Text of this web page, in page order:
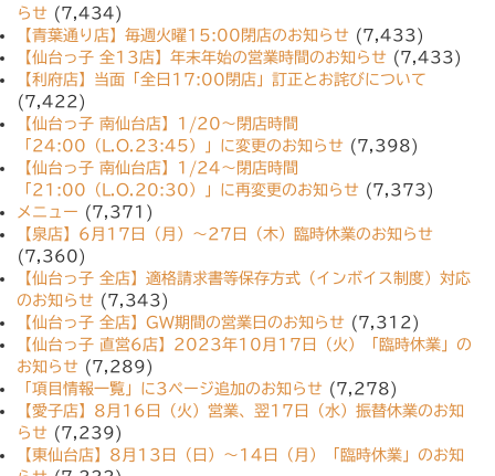
らせ (7,434)
【青葉通り店】毎週火曜15:00閉店のお知らせ (7,433)
【仙台っ子 全13店】年末年始の営業時間のお知らせ (7,433)
【利府店】当面「全日17:00閉店」訂正とお詫びについて
(7,422)
【仙台っ子 南仙台店】1/20〜閉店時間
「24:00（L.O.23:45）」に変更のお知らせ (7,398)
【仙台っ子 南仙台店】1/24〜閉店時間
「21:00（L.O.20:30）」に再変更のお知らせ (7,373)
メニュー (7,371)
【泉店】6月17日（月）〜27日（木）臨時休業のお知らせ
(7,360)
【仙台っ子 全店】適格請求書等保存方式（インボイス制度）対応
のお知らせ (7,343)
【仙台っ子 全店】GW期間の営業日のお知らせ (7,312)
【仙台っ子 直営6店】2023年10月17日（火）「臨時休業」の
お知らせ (7,289)
「項目情報一覧」に3ページ追加のお知らせ (7,278)
【愛子店】8月16日（火）営業、翌17日（水）振替休業のお知
らせ (7,239)
【東仙台店】8月13日（日）〜14日（月）「臨時休業」のお知